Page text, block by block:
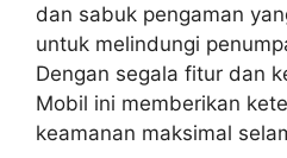
dan sabuk pengaman
untuk melindungi
Dengan segala fitur dan
Mobil ini memberikan
keamanan maksimal